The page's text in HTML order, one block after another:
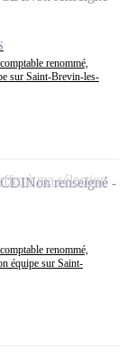
renommé,
sur Saint-Brevin-les-
renommé,
équipe sur Saint-
CDINon renseigné
à ma sélection